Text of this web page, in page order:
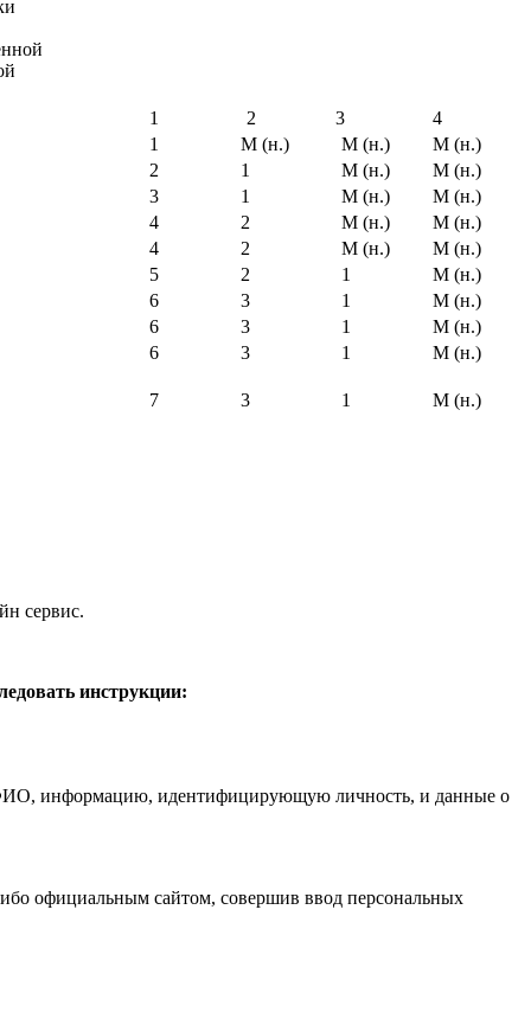
1 2 3
4
1
М (н.) М (н.)
М (н.)
2
1 М (н.)
М (н.)
3
1 М (н.)
М (н.)
4
2 М (н.)
М (н.)
4
2 М (н.)
М (н.)
5
2 1
М (н.)
6
3 1
М (н.)
6
3 1
М (н.)
6
3 1 М (н.)
7 3 1 М (н.)
сервис.
инструкции:
ФИО, информацию, идентифицирующую личность, и данные о
официальным сайтом, совершив ввод персональных